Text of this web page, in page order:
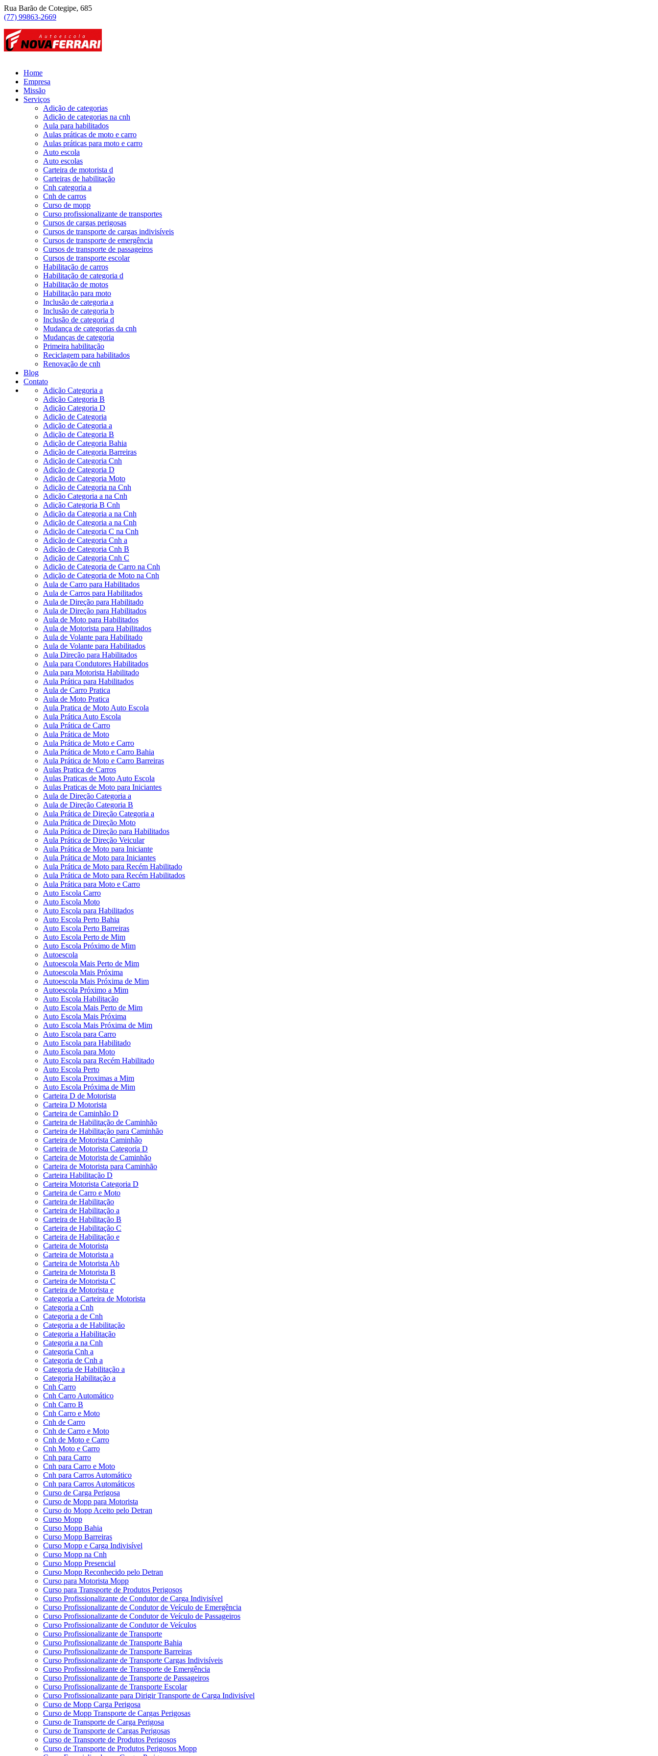
Rua Barão de Cotegipe, 685
(77) 99863-2669
Home
Empresa
Missão
Serviços
Adição de categorias
Adição de categorias na cnh
Aula para habilitados
Aulas práticas de moto e carro
Aulas práticas para moto e carro
Auto escola
Auto escolas
Carteira de motorista d
Carteiras de habilitação
Cnh categoria a
Cnh de carros
Curso de mopp
Curso profissionalizante de transportes
Cursos de cargas perigosas
Cursos de transporte de cargas indivisíveis
Cursos de transporte de emergência
Cursos de transporte de passageiros
Cursos de transporte escolar
Habilitação de carros
Habilitação de categoria d
Habilitação de motos
Habilitação para moto
Inclusão de categoria a
Inclusão de categoria b
Inclusão de categoria d
Mudança de categorias da cnh
Mudanças de categoria
Primeira habilitação
Reciclagem para habilitados
Renovação de cnh
Blog
Contato
Adição Categoria a
Adição Categoria B
Adição Categoria D
Adição de Categoria
Adição de Categoria a
Adição de Categoria B
Adição de Categoria Bahia
Adição de Categoria Barreiras
Adição de Categoria Cnh
Adição de Categoria D
Adição de Categoria Moto
Adição de Categoria na Cnh
Adição Categoria a na Cnh
Adição Categoria B Cnh
Adição da Categoria a na Cnh
Adição de Categoria a na Cnh
Adição de Categoria C na Cnh
Adição de Categoria Cnh a
Adição de Categoria Cnh B
Adição de Categoria Cnh C
Adição de Categoria de Carro na Cnh
Adição de Categoria de Moto na Cnh
Aula de Carro para Habilitados
Aula de Carros para Habilitados
Aula de Direção para Habilitado
Aula de Direção para Habilitados
Aula de Moto para Habilitados
Aula de Motorista para Habilitados
Aula de Volante para Habilitado
Aula de Volante para Habilitados
Aula Direção para Habilitados
Aula para Condutores Habilitados
Aula para Motorista Habilitado
Aula Prática para Habilitados
Aula de Carro Pratica
Aula de Moto Pratica
Aula Pratica de Moto Auto Escola
Aula Prática Auto Escola
Aula Prática de Carro
Aula Prática de Moto
Aula Prática de Moto e Carro
Aula Prática de Moto e Carro Bahia
Aula Prática de Moto e Carro Barreiras
Aulas Pratica de Carros
Aulas Praticas de Moto Auto Escola
Aulas Praticas de Moto para Iniciantes
Aula de Direção Categoria a
Aula de Direção Categoria B
Aula Prática de Direção Categoria a
Aula Prática de Direção Moto
Aula Prática de Direção para Habilitados
Aula Prática de Direção Veicular
Aula Prática de Moto para Iniciante
Aula Prática de Moto para Iniciantes
Aula Prática de Moto para Recém Habilitado
Aula Prática de Moto para Recém Habilitados
Aula Prática para Moto e Carro
Auto Escola Carro
Auto Escola Moto
Auto Escola para Habilitados
Auto Escola Perto Bahia
Auto Escola Perto Barreiras
Auto Escola Perto de Mim
Auto Escola Próximo de Mim
Autoescola
Autoescola Mais Perto de Mim
Autoescola Mais Próxima
Autoescola Mais Próxima de Mim
Autoescola Próximo a Mim
Auto Escola Habilitação
Auto Escola Mais Perto de Mim
Auto Escola Mais Próxima
Auto Escola Mais Próxima de Mim
Auto Escola para Carro
Auto Escola para Habilitado
Auto Escola para Moto
Auto Escola para Recém Habilitado
Auto Escola Perto
Auto Escola Proximas a Mim
Auto Escola Próxima de Mim
Carteira D de Motorista
Carteira D Motorista
Carteira de Caminhão D
Carteira de Habilitação de Caminhão
Carteira de Habilitação para Caminhão
Carteira de Motorista Caminhão
Carteira de Motorista Categoria D
Carteira de Motorista de Caminhão
Carteira de Motorista para Caminhão
Carteira Habilitação D
Carteira Motorista Categoria D
Carteira de Carro e Moto
Carteira de Habilitação
Carteira de Habilitação a
Carteira de Habilitação B
Carteira de Habilitação C
Carteira de Habilitação e
Carteira de Motorista
Carteira de Motorista a
Carteira de Motorista Ab
Carteira de Motorista B
Carteira de Motorista C
Carteira de Motorista e
Categoria a Carteira de Motorista
Categoria a Cnh
Categoria a de Cnh
Categoria a de Habilitação
Categoria a Habilitação
Categoria a na Cnh
Categoria Cnh a
Categoria de Cnh a
Categoria de Habilitação a
Categoria Habilitação a
Cnh Carro
Cnh Carro Automático
Cnh Carro B
Cnh Carro e Moto
Cnh de Carro
Cnh de Carro e Moto
Cnh de Moto e Carro
Cnh Moto e Carro
Cnh para Carro
Cnh para Carro e Moto
Cnh para Carros Automático
Cnh para Carros Automáticos
Curso de Carga Perigosa
Curso de Mopp para Motorista
Curso do Mopp Aceito pelo Detran
Curso Mopp
Curso Mopp Bahia
Curso Mopp Barreiras
Curso Mopp e Carga Indivisível
Curso Mopp na Cnh
Curso Mopp Presencial
Curso Mopp Reconhecido pelo Detran
Curso para Motorista Mopp
Curso para Transporte de Produtos Perigosos
Curso Profissionalizante de Condutor de Carga Indivisível
Curso Profissionalizante de Condutor de Veículo de Emergência
Curso Profissionalizante de Condutor de Veículo de Passageiros
Curso Profissionalizante de Condutor de Veículos
Curso Profissionalizante de Transporte
Curso Profissionalizante de Transporte Bahia
Curso Profissionalizante de Transporte Barreiras
Curso Profissionalizante de Transporte Cargas Indivisíveis
Curso Profissionalizante de Transporte de Emergência
Curso Profissionalizante de Transporte de Passageiros
Curso Profissionalizante de Transporte Escolar
Curso Profissionalizante para Dirigir Transporte de Carga Indivisível
Curso de Mopp Carga Perigosa
Curso de Mopp Transporte de Cargas Perigosas
Curso de Transporte de Carga Perigosa
Curso de Transporte de Cargas Perigosas
Curso de Transporte de Produtos Perigosos
Curso de Transporte de Produtos Perigosos Mopp